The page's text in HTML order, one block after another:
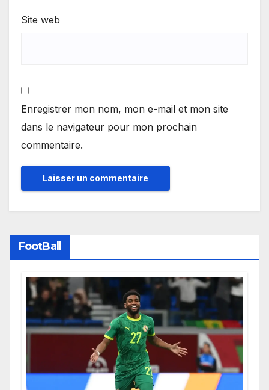
Site web
Enregistrer mon nom, mon e-mail et mon site
dans le navigateur pour mon prochain
commentaire.
FootBall